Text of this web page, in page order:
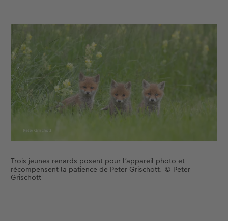
Trois jeunes renards posent pour l’appareil photo et
récompensent la patience de Peter Grischott. © Peter
Grischott